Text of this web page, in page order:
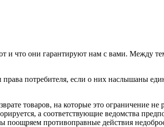
и что они гарантируют нам с вами. Между
потребителя, если о них наслышаны
товаров, на которые это ограничение не
а соответствующие ведомства
поощряем противоправные действия